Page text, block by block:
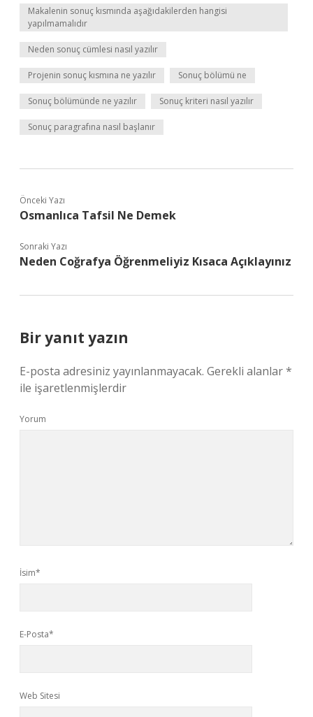
Makalenin sonuç kısmında aşağıdakilerden hangisi
yapılmamalıdır
Neden sonuç cümlesi nasıl yazılır
Projenin sonuç kısmına ne yazılır Sonuç bölümü ne
Sonuç bölümünde ne yazılır Sonuç kriteri nasıl yazılır
Sonuç paragrafına nasıl başlanır
Önceki Yazı
Osmanlıca Tafsil Ne Demek
Sonraki Yazı
Neden Coğrafya Öğrenmeliyiz Kısaca Açıklayınız
Bir yanıt yazın
E-posta adresiniz yayınlanmayacak. Gerekli alanlar*
ile işaretlenmişlerdir
Yorum
İsim*
E-Posta*
Web Sitesi